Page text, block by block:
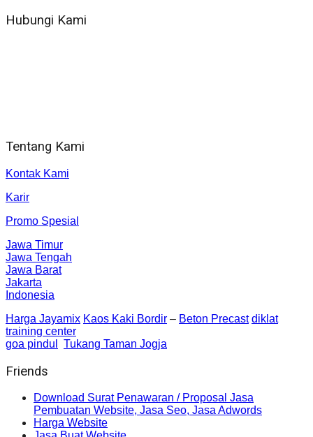
Hubungi Kami
Tentang Kami
Kontak Kami
Karir
Promo Spesial
Jawa Timur
Jawa Tengah
Jawa Barat
Jakarta
Indonesia
Harga Jayamix Kaos Kaki Bordir – Beton Precast diklat
training center
goa pindul
Tukang Taman Jogja
Friends
Download Surat Penawaran / Proposal Jasa
Pembuatan Website, Jasa Seo, Jasa Adwords
Harga Website